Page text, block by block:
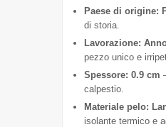
Paese di origine:
di storia.
Lavorazione:
pezzo unico e
Spessore: 0.9 cm
calpestio.
Materiale pelo:
isolante termico e